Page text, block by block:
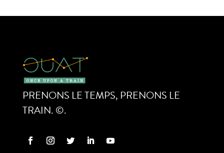
PRENONS LE TEMPS, PRENONS LE
TRAIN. ©.